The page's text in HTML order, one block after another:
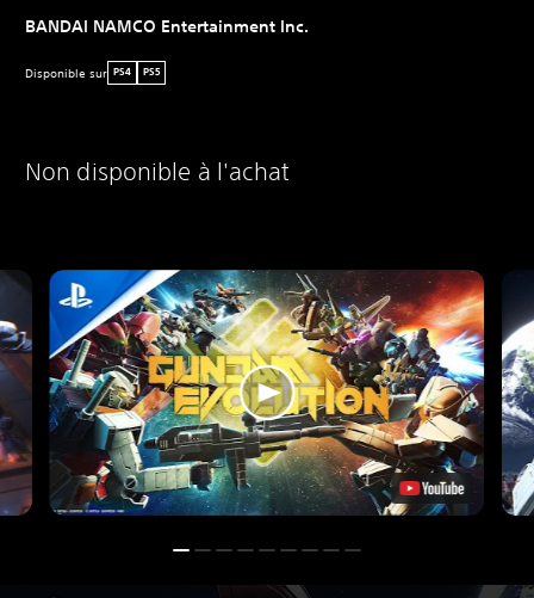
BANDAI NAMCO Entertainment Inc.
Disponible sur PS4 PS5
Non disponible à l'achat